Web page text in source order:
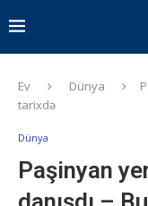
Ev Dünya
tarixdə
Dünya
Paşinyan